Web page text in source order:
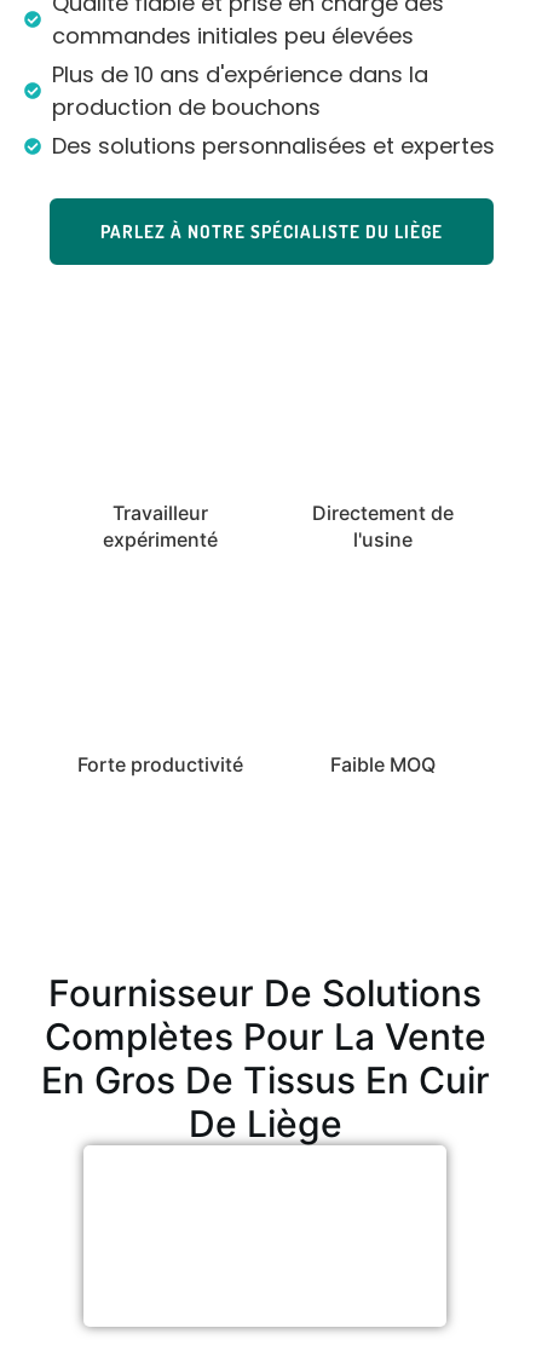
commandes initiales peu élevées
Plus de 10 ans d'expérience dans la
production de bouchons
Des solutions personnalisées et expertes
PARLEZ À NOTRE SPÉCIALISTE DU LIÈGE
Travailleur
expérimenté
Forte productivité
Directement de
l'usine
Faible MOQ
Fournisseur De Solutions
Complètes Pour La Vente
En Gros De Tissus En Cuir
De Liège